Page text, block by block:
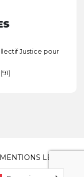
Justice pour
MENTIONS LÉGALES